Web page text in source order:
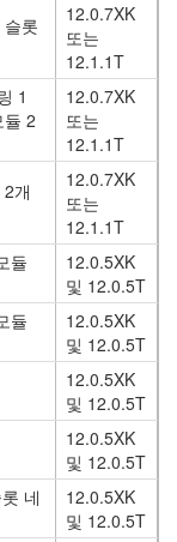
롯
12.0.7XK
또는
12.1.1T
1
2
12.0.7XK
또는
12.1.1T
개
12.0.7XK
또는
12.1.1T
듈
12.0.5XK
및 12.0.5T
듈
12.0.5XK
및 12.0.5T
12.0.5XK
및 12.0.5T
12.0.5XK
및 12.0.5T
네
12.0.5XK
및 12.0.5T